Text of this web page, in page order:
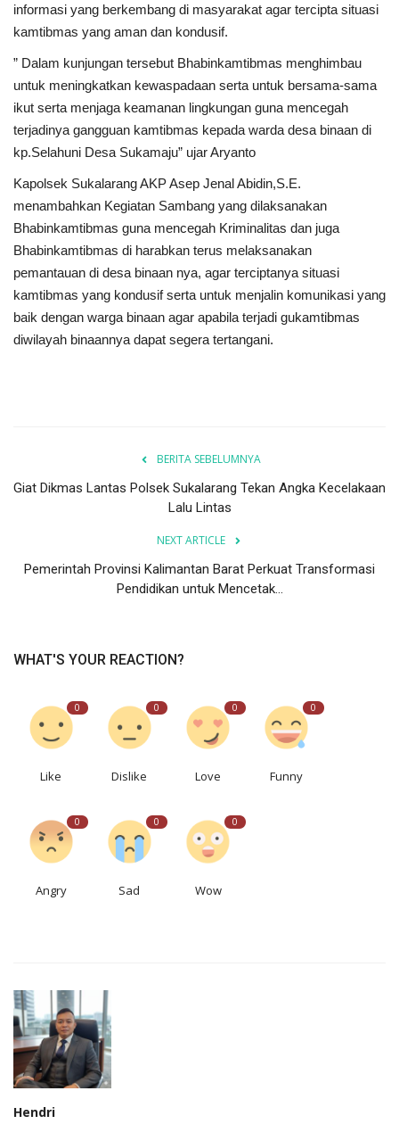
informasi yang berkembang di masyarakat agar tercipta situasi
kamtibmas yang aman dan kondusif.
” Dalam kunjungan tersebut Bhabinkamtibmas menghimbau
untuk meningkatkan kewaspadaan serta untuk bersama-sama
ikut serta menjaga keamanan lingkungan guna mencegah
terjadinya gangguan kamtibmas kepada warda desa binaan di
kp.Selahuni Desa Sukamaju” ujar Aryanto
Kapolsek Sukalarang AKP Asep Jenal Abidin,S.E.
menambahkan Kegiatan Sambang yang dilaksanakan
Bhabinkamtibmas guna mencegah Kriminalitas dan juga
Bhabinkamtibmas di harabkan terus melaksanakan
pemantauan di desa binaan nya, agar terciptanya situasi
kamtibmas yang kondusif serta untuk menjalin komunikasi yang
baik dengan warga binaan agar apabila terjadi gukamtibmas
diwilayah binaannya dapat segera tertangani.
BERITA SEBELUMNYA
Giat Dikmas Lantas Polsek Sukalarang Tekan Angka Kecelakaan
Lalu Lintas
NEXT ARTICLE
Pemerintah Provinsi Kalimantan Barat Perkuat Transformasi
Pendidikan untuk Mencetak...
WHAT'S YOUR REACTION?
0
Like
0
Dislike
0
Love
0
Funny
0
Angry
0
Sad
0
Wow
Hendri